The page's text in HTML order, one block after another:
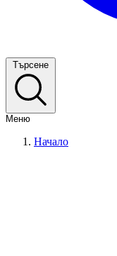
Търсене
Меню
Начало